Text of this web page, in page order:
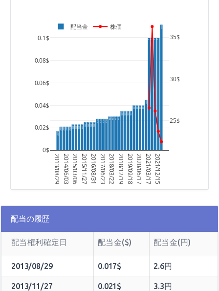
0.017
0.021 0.021 0.021 0.021 0.023 0.023 0.023 0.023 0.025 0.025 0.025 0.025
0.028 0.028 0.028 0.028
0.03 0.03 0.03 0.03
0.035 0.035 0.035 0.035
0.04 0.04 0.04 0.04
0.045
0.1 0.1 0.1 0.1
0.112
2013/08/292014/06/032015/03/062015/11/272016/08/312017/06/232018/03/222018/12/192019/09/182020/06/172021/03/172021/12/15
0$
0.02$
0.04$
0.06$
0.08$
0.1$
25$
30$
35$
配当金 株価
配当の履歴
配当権利確定日 配当金($) 配当金(円)
2013/08/29 0.017$ 2.6円
2013/11/27 0.021$ 3.3円